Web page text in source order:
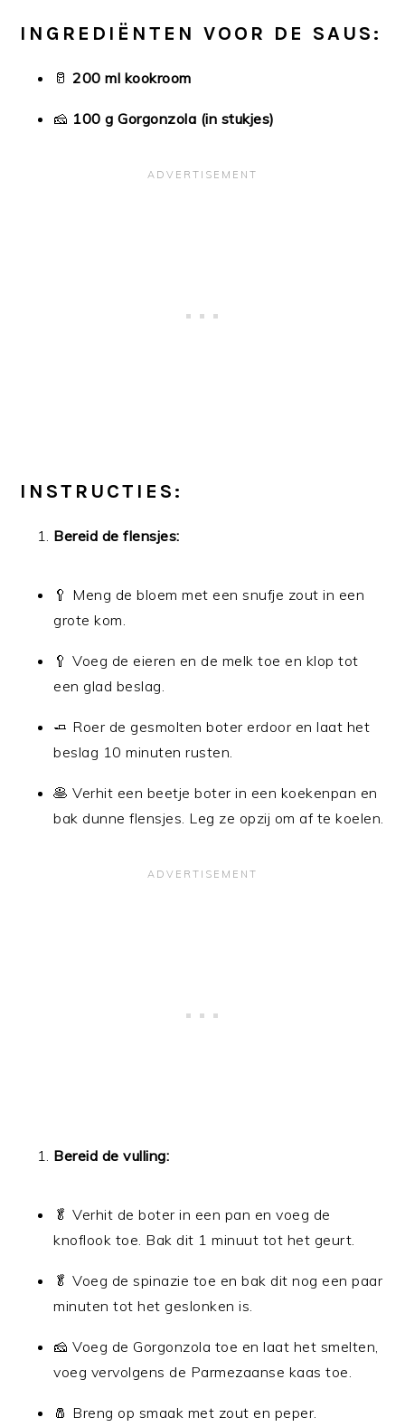
INGREDIËNTEN VOOR DE SAUS:
🥛200 ml kookroom
🧀 100 g Gorgonzola (in stukjes)
INSTRUCTIES:
Bereid de flensjes:
🥄 Meng de bloem met een snufje zout in een
grote kom.
🥄 Voeg de eieren en de melk toe en klop tot
een glad beslag.
🧈 Roer de gesmolten boter erdoor en laat het
beslag 10 minuten rusten.
🥞 Verhit een beetje boter in een koekenpan en
bak dunne flensjes. Leg ze opzij om af te koelen.
Bereid de vulling:
🥬 Verhit de boter in een pan en voeg de
knoflook toe. Bak dit 1 minuut tot het geurt.
🥬 Voeg de spinazie toe en bak dit nog een paar
minuten tot het geslonken is.
🧀 Voeg de Gorgonzola toe en laat het smelten,
voeg vervolgens de Parmezaanse kaas toe.
🧂 Breng op smaak met zout en peper.